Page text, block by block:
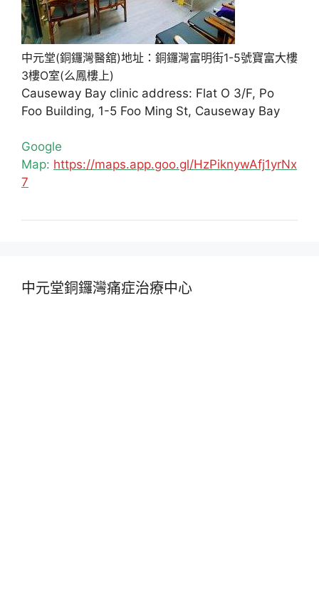
中元堂(銅鑼灣醫舘)地址：銅鑼灣富明街1-5號寶富大樓
3樓O室(么鳳樓上)
Causeway Bay clinic address: Flat O 3/F, Po
Foo Building, 1-5 Foo Ming St, Causeway Bay
Google
Map: https://maps.app.goo.gl/HzPiknywAfj1yrNx
7
中元堂銅鑼灣痛症治療中心